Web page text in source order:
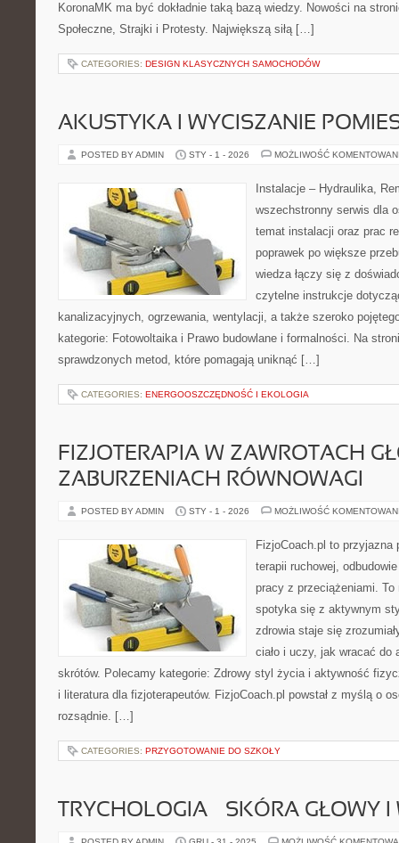
KoronaMK ma być dokładnie taką bazą wiedzy. Nowości na
Społeczne, Strajki i Protesty. Największą siłą […]
CATEGORIES: DESIGN KLASYCZNYCH SAMOCHODÓW
AKUSTYKA I WYCISZANIE
POSTED BY ADMIN STY - 1 - 2026 MOŻLIWOŚĆ
Instalacje – Hydraulika,
wszechstronny serwis dla
temat instalacji oraz prac
poprawek po większe
wiedza łączy się z
czytelne instrukcje
kanalizacyjnych, ogrzewania, wentylacji, a także szeroko
kategorie: Fotowoltaika i Prawo budowlane i formalności. Na
sprawdzonych metod, które pomagają uniknąć […]
CATEGORIES: ENERGOOSZCZĘDNOŚĆ I EKOLOGIA
FIZJOTERAPIA W ZAWROTACH
ZABURZENIACH RÓWNOWAGI
POSTED BY ADMIN STY - 1 - 2026 MOŻLIWOŚĆ
FizjoCoach.pl to przyjazna
terapii ruchowej,
pracy z przeciążeniami.
spotyka się z aktywnym
zdrowia staje się
ciało i uczy, jak wracać
skrótów. Polecamy kategorie: Zdrowy styl życia i aktywność
i literatura dla fizjoterapeutów. FizjoCoach.pl powstał z myślą o
rozsądnie. […]
CATEGORIES: PRZYGOTOWANIE DO SZKOŁY
TRYCHOLOGIA – SKÓRA GŁOWY I